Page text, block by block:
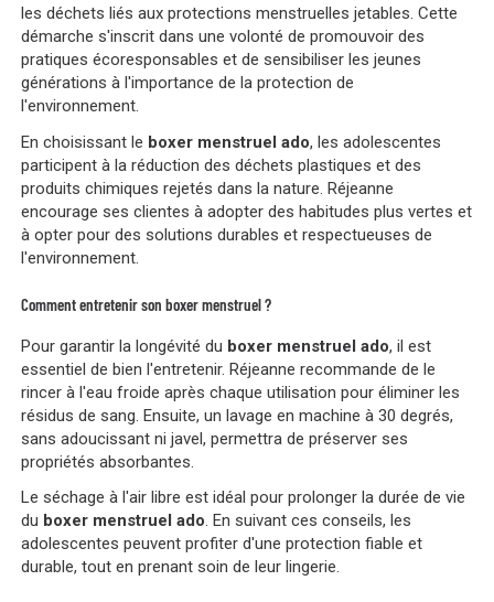
les déchets liés aux protections menstruelles jetables. Cette
démarche s'inscrit dans une volonté de promouvoir des
pratiques écoresponsables et de sensibiliser les jeunes
générations à l'importance de la protection de
l'environnement.
En choisissant le boxer menstruel ado, les adolescentes
participent à la réduction des déchets plastiques et des
produits chimiques rejetés dans la nature. Réjeanne
encourage ses clientes à adopter des habitudes plus vertes et
à opter pour des solutions durables et respectueuses de
l'environnement.
Comment entretenir son boxer menstruel ?
Pour garantir la longévité du boxer menstruel ado, il est
essentiel de bien l'entretenir. Réjeanne recommande de le
rincer à l'eau froide après chaque utilisation pour éliminer les
résidus de sang. Ensuite, un lavage en machine à 30 degrés,
sans adoucissant ni javel, permettra de préserver ses
propriétés absorbantes.
Le séchage à l'air libre est idéal pour prolonger la durée de vie
du boxer menstruel ado. En suivant ces conseils, les
adolescentes peuvent profiter d'une protection fiable et
durable, tout en prenant soin de leur lingerie.